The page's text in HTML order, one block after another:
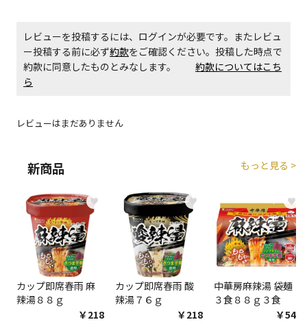
レビューを投稿するには、ログインが必要です。またレビュ
ー投稿する前に必ず約款をご確認ください。投稿した時点で
約款に同意したものとみなします。 約款についてはこち
ら
レビューはまだありません
新商品 もっと見る >
♥
カップ即席春雨 麻
辣湯８８ｇ
￥218
♥
カップ即席春雨 酸
辣湯７６ｇ
￥218
♥
中華房麻辣湯 袋麺
３食８８ｇ３食
￥548